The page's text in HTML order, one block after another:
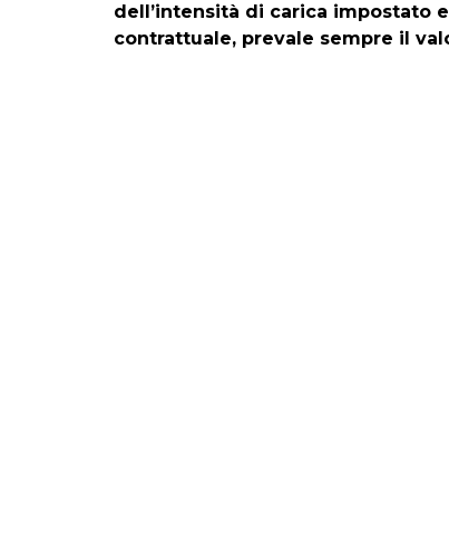
dell’intensità di carica impostato
contrattuale, prevale sempre il